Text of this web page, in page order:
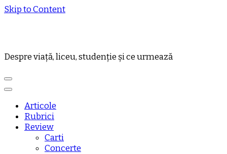
Skip to Content
Despre viață, liceu, studenție și ce urmează
Articole
Rubrici
Review
Carti
Concerte